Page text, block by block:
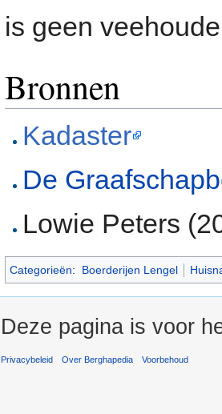
is geen
Bronnen
Kadaster
De
Lowie Peters
Categorieën: Boerderijen Lengel
Deze pagina is voor
Privacybeleid Over Berghapedia Voorbehoud